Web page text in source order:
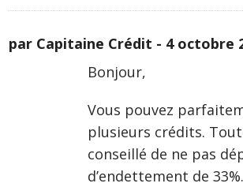
par Capitaine Crédit - 4 octobre
Bonjour,
Vous pouvez
plusieurs crédits.
conseillé de ne pas
d’endettement de